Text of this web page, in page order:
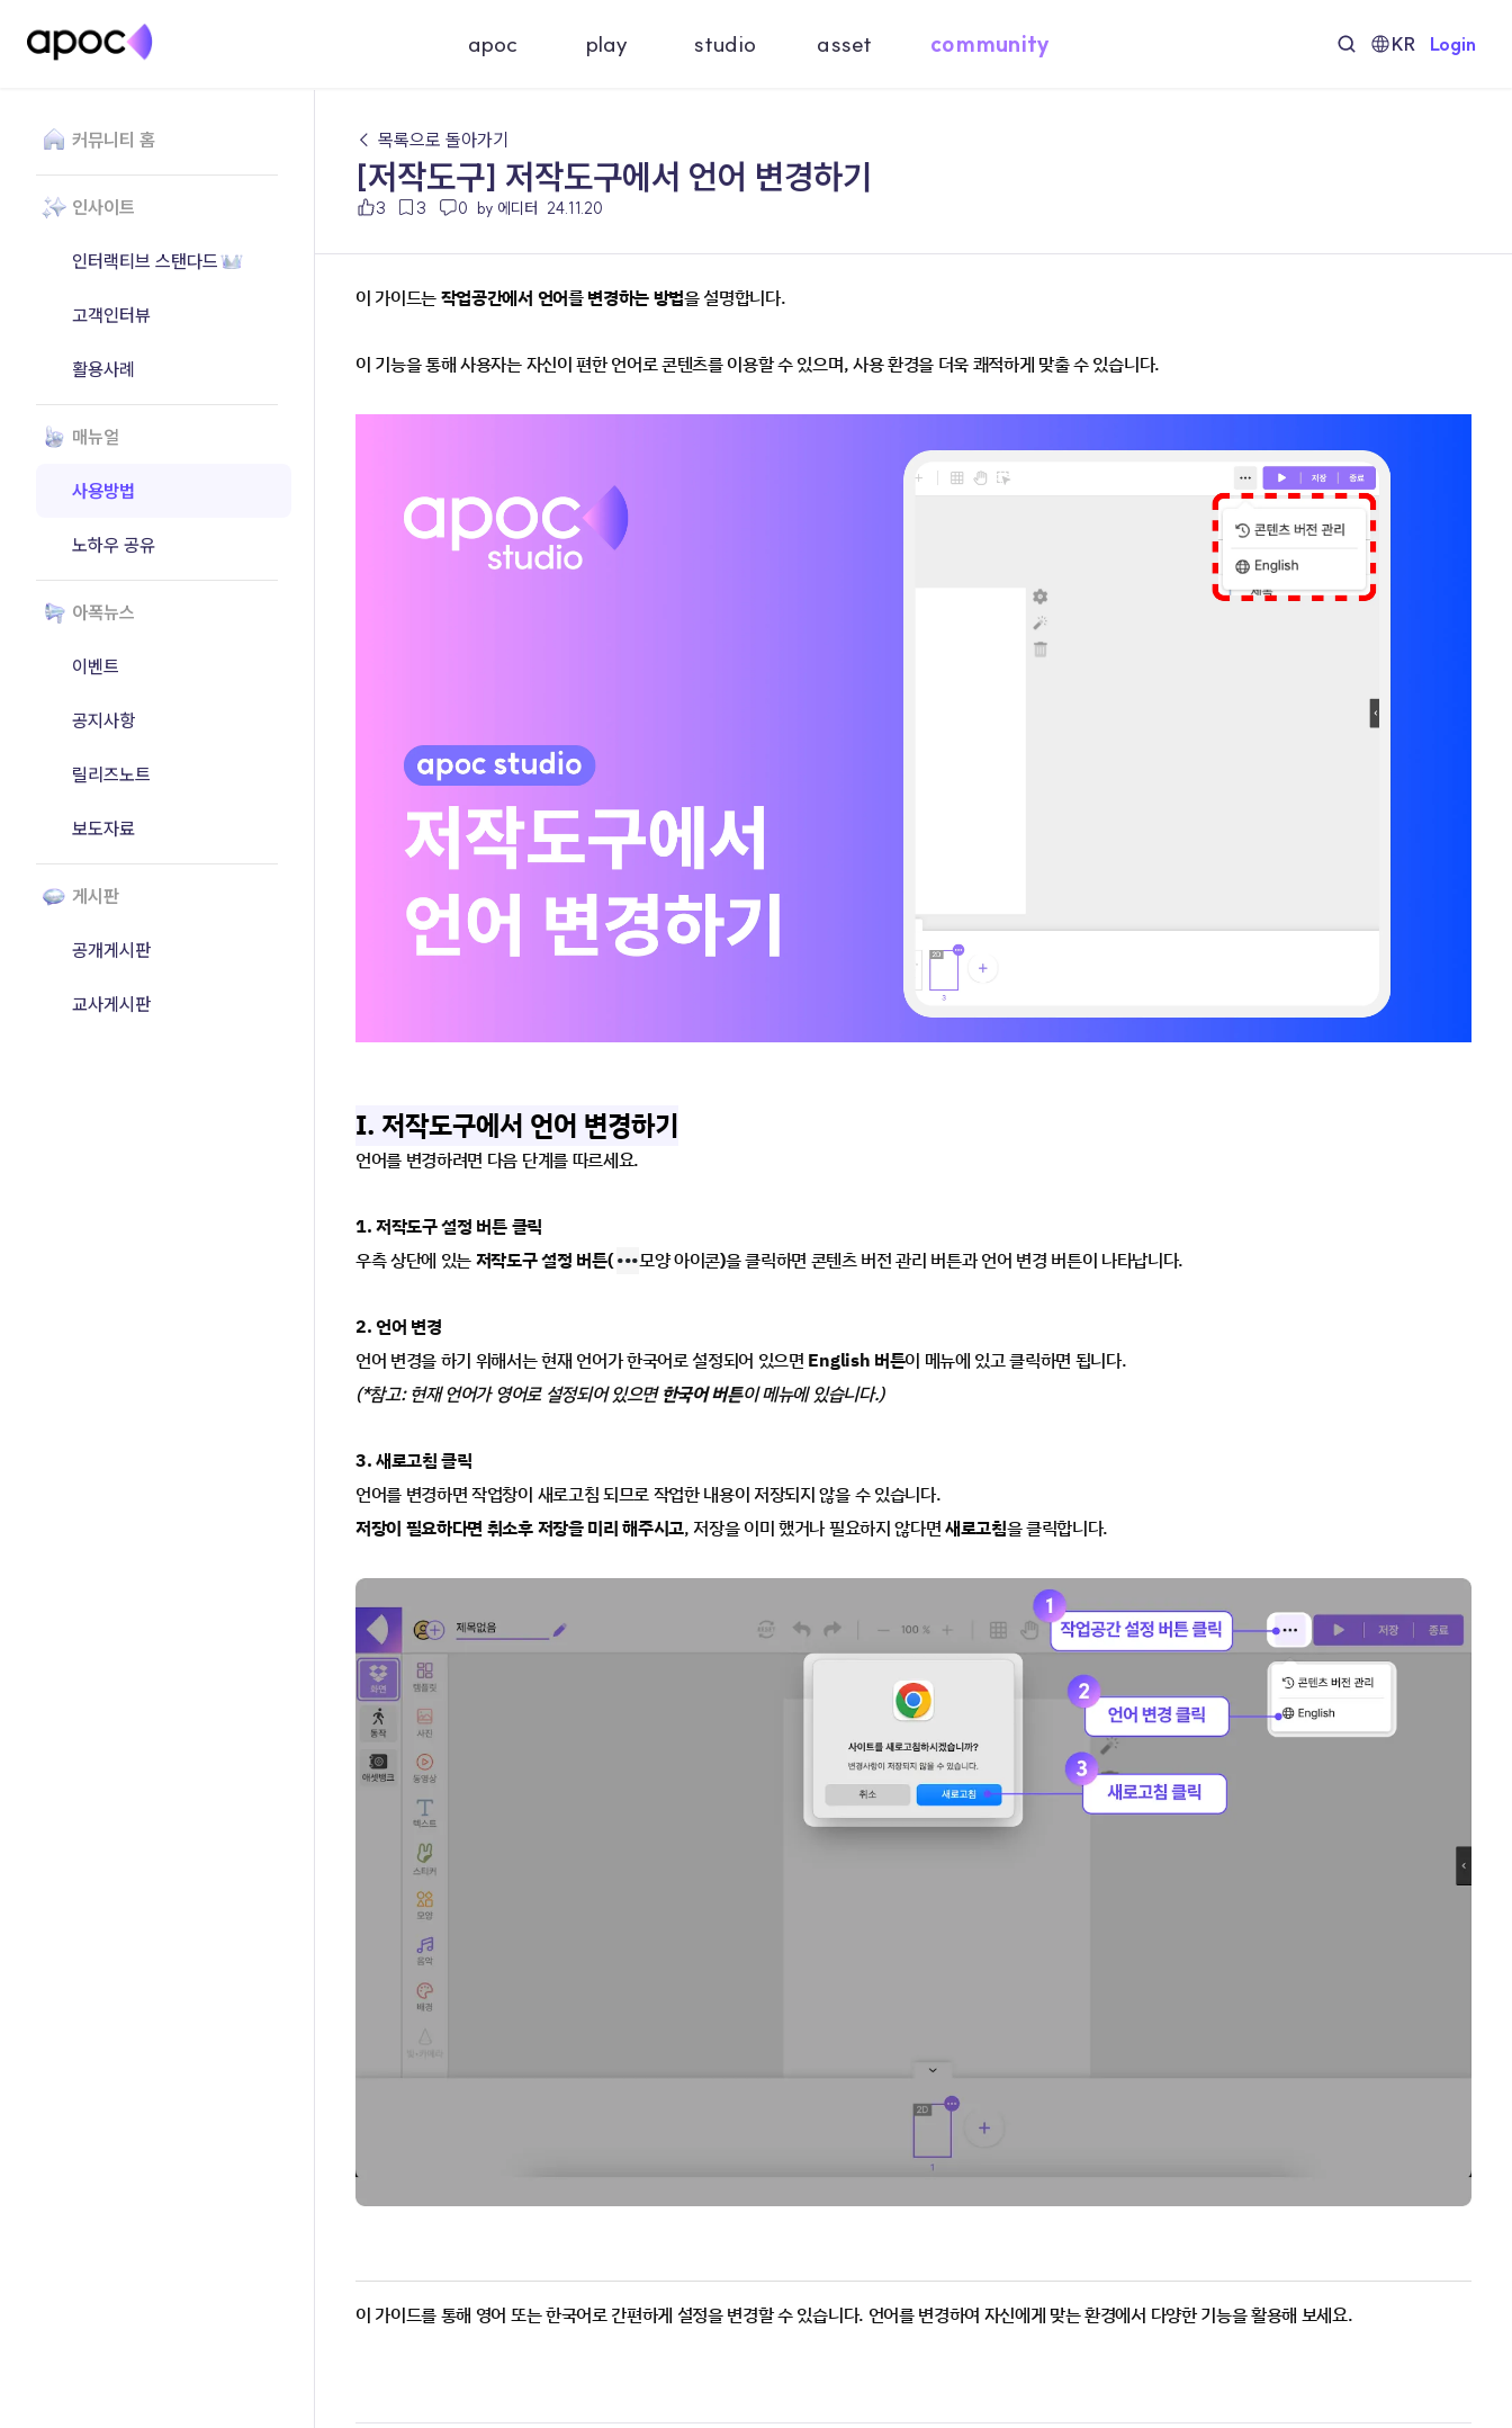
apoc play studio asset community KR Login
커뮤니티 홈
인사이트
인터랙티브 스탠다드
고객인터뷰
활용사례
매뉴얼
사용방법
노하우 공유
아폭뉴스
이벤트
공지사항
릴리즈노트
보도자료
게시판
공개게시판
교사게시판
← 목록으로 돌아가기
[저작도구] 저작도구에서 언어 변경하기
3 3 0 by 에디터 24.11.20
이 가이드는 작업공간에서 언어를 변경하는 방법을 설명합니다.
이 기능을 통해 사용자는 자신이 편한 언어로 콘텐츠를 이용할 수 있으며, 사용 환경을 더욱 쾌적하게 맞출 수 있습니다.
I. 저작도구에서 언어 변경하기
언어를 변경하려면 다음 단계를 따르세요.
1. 저작도구 설정 버튼 클릭
우측 상단에 있는 저작도구 설정 버튼(•••모양 아이콘)을 클릭하면 콘텐츠 버전 관리 버튼과 언어 변경 버튼이 나타납니다.
2. 언어 변경
언어 변경을 하기 위해서는 현재 언어가 한국어로 설정되어 있으면 English 버튼이 메뉴에 있고 클릭하면 됩니다.
(*참고: 현재 언어가 영어로 설정되어 있으면 한국어 버튼이 메뉴에 있습니다.)
3. 새로고침 클릭
언어를 변경하면 작업창이 새로고침 되므로 작업한 내용이 저장되지 않을 수 있습니다.
저장이 필요하다면 취소후 저장을 미리 해주시고, 저장을 이미 했거나 필요하지 않다면 새로고침을 클릭합니다.
이 가이드를 통해 영어 또는 한국어로 간편하게 설정을 변경할 수 있습니다. 언어를 변경하여 자신에게 맞는 환경에서 다양한 기능을 활용해 보세요.